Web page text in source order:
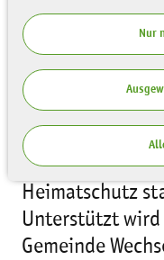
Nur
Premiere!
Am
findet das1.
der LaNU -
dem
Heimatschutz
Unterstützt wird
Gemeinde